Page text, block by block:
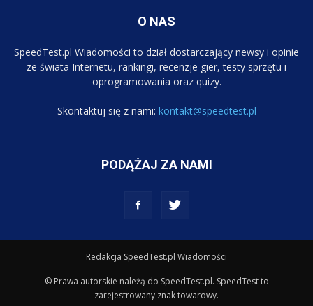
O NAS
SpeedTest.pl Wiadomości to dział dostarczający newsy i opinie
ze świata Internetu, rankingi, recenzje gier, testy sprzętu i
oprogramowania oraz quizy.
Skontaktuj się z nami: kontakt@speedtest.pl
PODĄŻAJ ZA NAMI
Redakcja SpeedTest.pl Wiadomości
© Prawa autorskie należą do SpeedTest.pl. SpeedTest to
zarejestrowany znak towarowy.